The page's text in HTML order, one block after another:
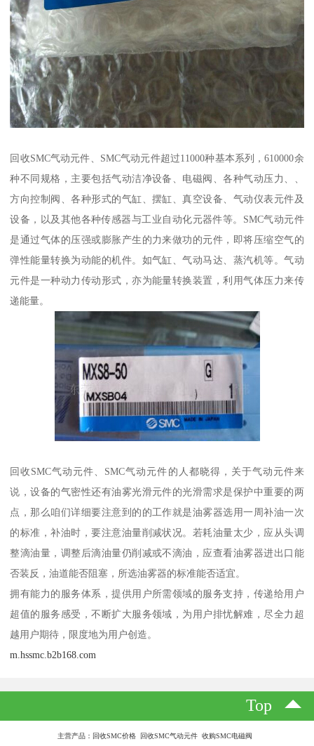
回收SMC气动元件、SMC气动元件超过11000种基本系列，610000余
种不同规格，主要包括气动洁净设备、电磁阀、各种气动压力、、
方向控制阀、各种形式的气缸、摆缸、真空设备、气动仪表元件及
设备，以及其他各种传感器与工业自动化元器件等。SMC气动元件
是通过气体的压强或膨胀产生的力来做功的元件，即将压缩空气的
弹性能量转换为动能的机件。如气缸、气动马达、蒸汽机等。气动
元件是一种动力传动形式，亦为能量转换装置，利用气体压力来传
递能量。
回收SMC气动元件、SMC气动元件的人都晓得，关于气动元件来
说，设备的气密性还有油雾光滑元件的光滑需求是保护中重要的两
点，那么咱们详细要注意到的的工作就是油雾器选用一周补油一次
的标准，补油时，要注意油量削减状况。若耗油量太少，应从头调
整滴油量，调整后滴油量仍削减或不滴油，应查看油雾器进出口能
否装反，油道能否阻塞，所选油雾器的标准能否适宜。
拥有能力的服务体系，提供用户所需领域的服务支持，传递给用户
超值的服务感受，不断扩大服务领域，为用户排忧解难，尽全力超
越用户期待，限度地为用户创造。
m.hssmc.b2b168.com
Top
主营产品：回收SMC价格 回收SMC气动元件 收购SMC电磁阀